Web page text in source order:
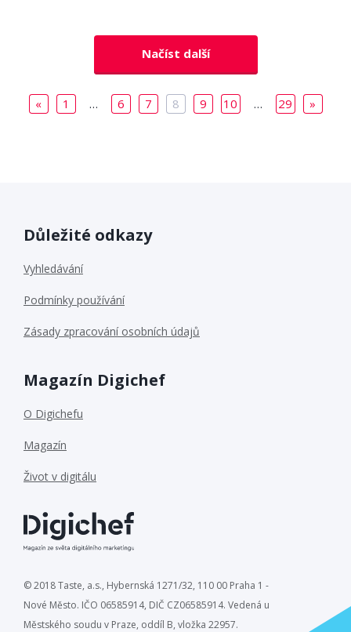
Načíst další
« 1 … 6 7 8 9 10 … 29 »
Důležité odkazy
Vyhledávání
Podmínky používání
Zásady zpracování osobních údajů
Magazín Digichef
O Digichefu
Magazín
Život v digitálu
© 2018 Taste, a.s., Hybernská 1271/32, 110 00 Praha 1 -
Nové Město. IČO 06585914, DIČ CZ06585914. Vedená u
Městského soudu v Praze, oddíl B, vložka 22957.